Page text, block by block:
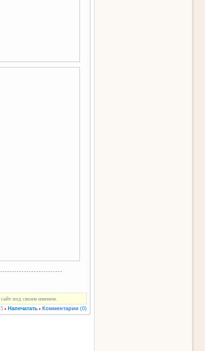
под своим именем.
Напечатать Комментарии (0)